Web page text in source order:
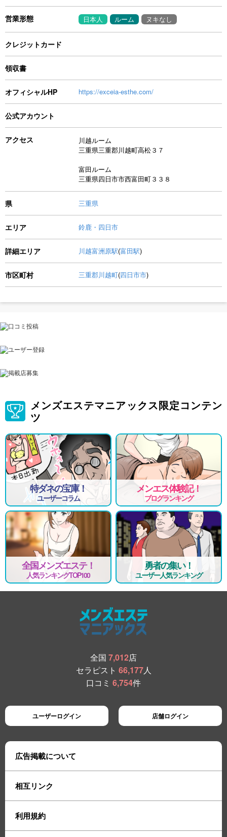
営業形態 日本人 ルーム ヌキなし
クレジットカード
領収書
オフィシャルHP https://exceia-esthe.com/
公式アカウント
アクセス
川越ルーム
三重県三重郡川越町高松３７
富田ルーム
三重県四日市市西富田町３３８
県 三重県
エリア 鈴鹿・四日市
詳細エリア 川越富洲原駅(富田駅)
市区町村 三重郡川越町(四日市市)
メンズエステマニアックス限定コンテン
ツ
特ダネの宝庫！
ユーザーコラム
メンエス体験記！
ブログランキング
全国メンズエステ！
人気ランキングTOP100
勇者の集い！
ユーザー人気ランキング
全国 7,012店
セラピスト 66,177人
口コミ 6,754件
ユーザーログイン 店舗ログイン
広告掲載について
相互リンク
利用規約